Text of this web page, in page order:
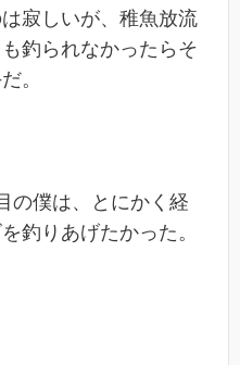
寂しいが、稚魚放流
釣られなかったらそ
。
の僕は、とにかく経
釣りあげたかった。